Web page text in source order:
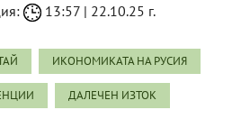
13:57 | 22.10.25 г.
ИКОНОМИКАТА НА РУСИЯ
ДАЛЕЧЕН ИЗТОК